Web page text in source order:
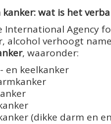
wat is het
International Agency
alcohol verhoogt
, waaronder:
en keelkanker
(dikke darm en